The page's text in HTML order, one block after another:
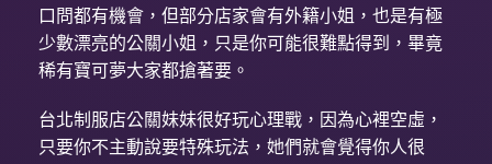
口問都有機會，但部分店家會有外籍小姐，也是有極
少數漂亮的公關小姐，只是你可能很難點得到，畢竟
稀有寶可夢大家都搶著要。
台北制服店公關妹妹很好玩心理戰，因為心裡空虛，
只要你不主動說要特殊玩法，她們就會覺得你人很